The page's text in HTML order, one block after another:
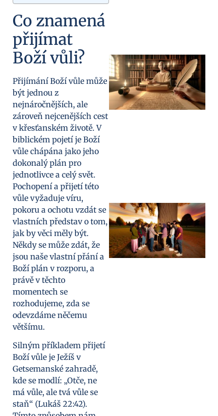
Co znamená
přijímat
Boží vůli?
Přijímání Boží vůle může
být jednou z
nejnáročnějších, ale
zároveň nejcenějších cest
v křesťanském životě. V
biblickém pojetí je Boží
vůle chápána jako jeho
dokonalý plán pro
jednotlivce a celý svět.
Pochopení a přijetí této
vůle vyžaduje víru,
pokoru a ochotu vzdát se
vlastních představ o tom,
jak by věci měly být.
Někdy se může zdát, že
jsou naše vlastní přání a
Boží plán v rozporu, a
právě v těchto
momentech se
rozhodujeme, zda se
odevzdáme něčemu
většímu.
Silným příkladem přijetí
Boží vůle je Ježíš v
Getsemanské zahradě,
kde se modlí: „Otče, ne
má vůle, ale tvá vůle se
staň“ (Lukáš 22:42).